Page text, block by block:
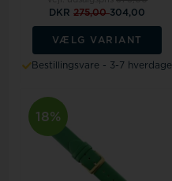
DKR275,00304,00
VÆLG VARIANT
Bestillingsvare - 3-7 hverdage
18%